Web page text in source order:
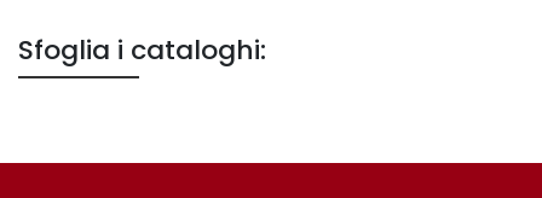
Sfoglia i cataloghi: